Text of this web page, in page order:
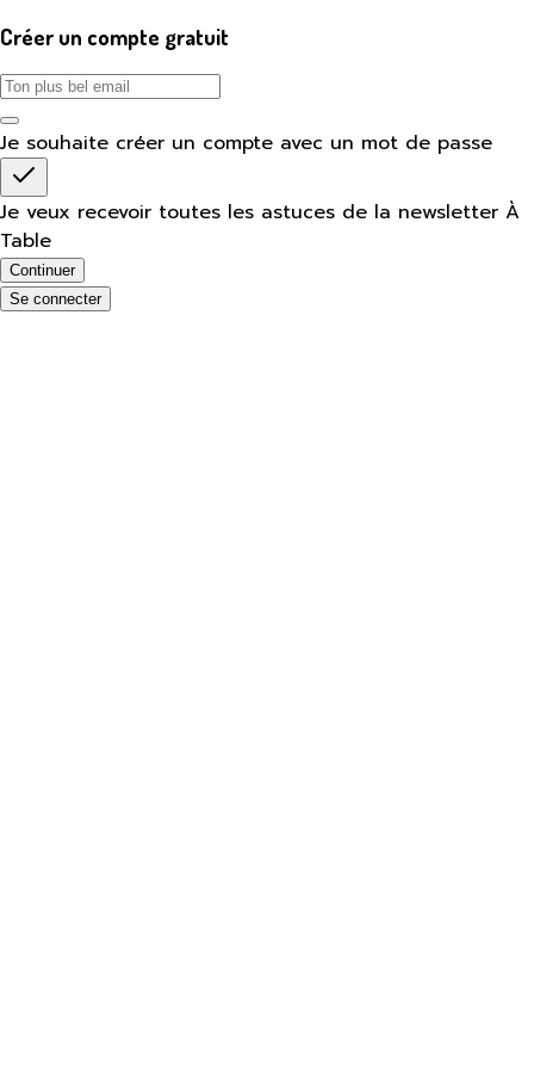
Créer un compte gratuit
Je souhaite créer un compte avec un mot de passe
Je veux recevoir toutes les astuces de la newsletter À
Table
Continuer
Se connecter